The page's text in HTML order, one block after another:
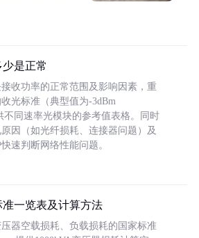
是正常
收功率的正常范围及影响因素，重
光标准（典型值为-3dBm
不同速率光模块的参考值表格。同时
因（如光纤损耗、连接器问题）及
速判断网络性能问题。
一览表及计算方法
器空载损耗、负载损耗的国家标准